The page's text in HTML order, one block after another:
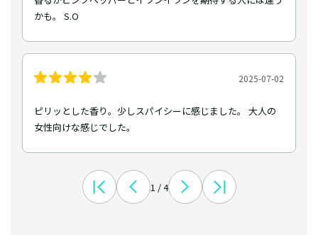
かも。 S.O
2025-07-02
ピリッとした香り。少しスパイシーに感じました。 大人の
女性向けな感じでした。
1 / 4